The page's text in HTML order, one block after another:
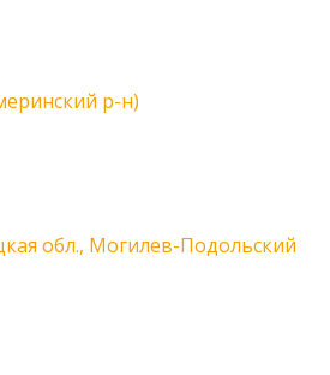
р-н)
обл., Могилев-Подольский